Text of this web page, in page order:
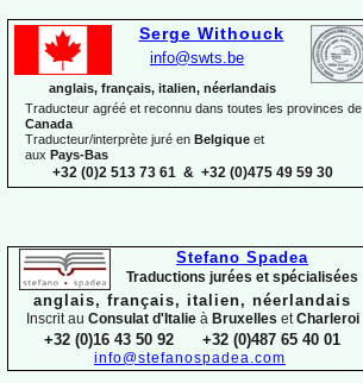
Serge Withouck
info@swts.be
anglais, français, italien, néerlandais
Traducteur agréé et reconnu dans toutes les provinces de
Canada
Traducteur/interprète juré en Belgique et
aux Pays-Bas
+32 (0)2 513 73 61 & +32 (0)475 49 59 30
Stefano Spadea
Traductions jurées et spécialisées
anglais, français, italien, néerlandais
Inscrit au Consulat d'Italieà Bruxelles etCharleroi
+32 (0)16 43 50 92 +32 (0)487 65 40 01
info@stefanospadea.com